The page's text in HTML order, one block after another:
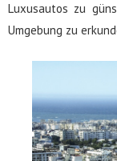
Luxusautos zu
Umgebung zu